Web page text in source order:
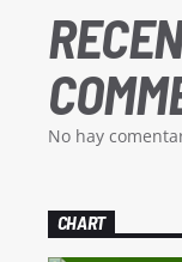
No hay
CHART